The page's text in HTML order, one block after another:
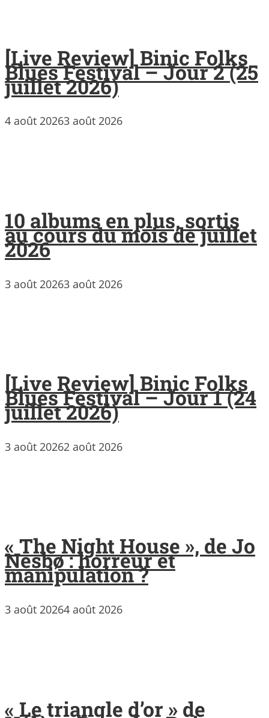
[Live Review] Binic Folks
Blues Festival – Jour 2 (25
juillet 2026)
4 août 20263 août 2026
10 albums en plus, sortis
au cours du mois de juillet
2026
3 août 20263 août 2026
[Live Review] Binic Folks
Blues Festival – Jour 1 (24
juillet 2026)
3 août 20262 août 2026
« The Night House », de Jo
Nesbø : horreur et
manipulation ?
3 août 20264 août 2026
« Le triangle d’or » de